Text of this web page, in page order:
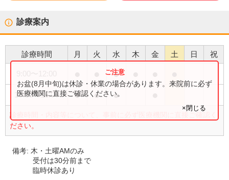
診療案内
診療時間 月 火 水 木 金 土 日 祝
●
15:00〜18:00 ● ● ●
診療時間・内容等について、事前に必ず医療機関に直接ご確認く
ださい。
お盆(8月中旬)は休診・休業の場合があります。来院前に必ず
医療機関に直接ご確認ください。
×閉じる
備考: 木・土曜AMのみ
受付は30分前まで
臨時休診あり